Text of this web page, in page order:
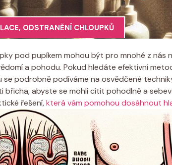
, ODSTRANĚNÍ CHLOUPKŮ
pod pupíkem mohou být pro mnohé z nás
a pohodu. Pokud hledáte efektivní
se podrobně podíváme na osvědčené
břicha, abyste se mohli cítit pohodlně a
řešení,která vám pomohou dosáhnout